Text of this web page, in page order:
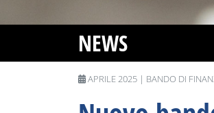
NEWS
APRILE 2025 | BANDO DI